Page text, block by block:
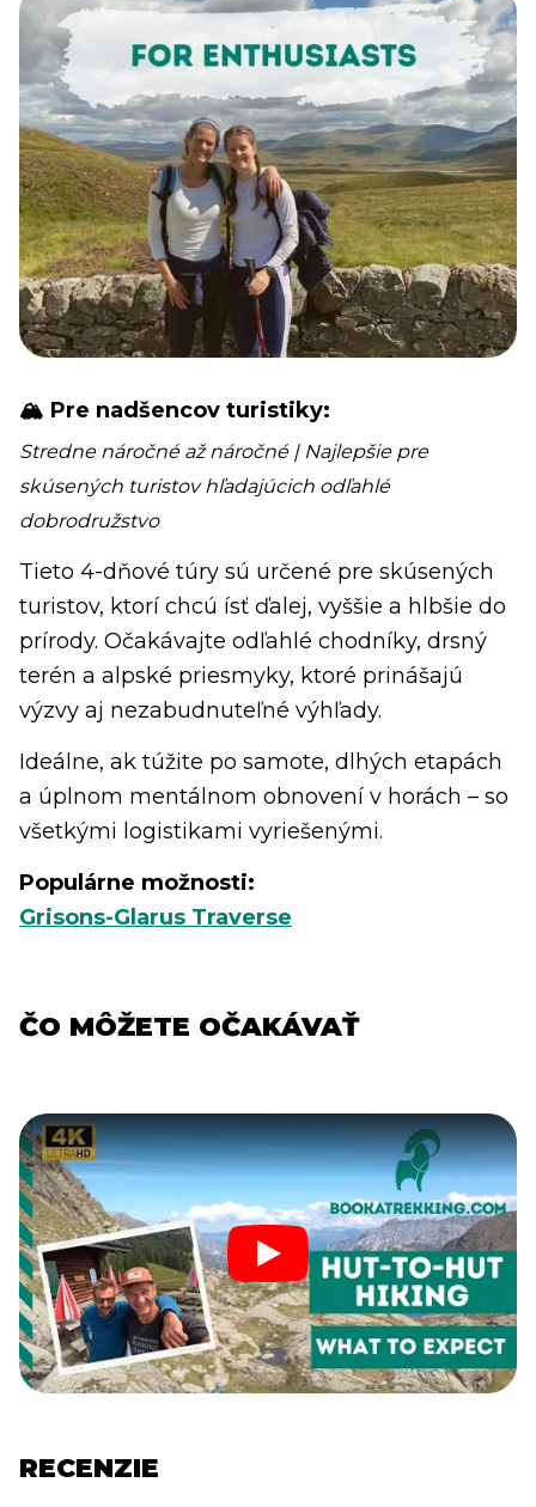
🏔️ Pre nadšencov turistiky:
Stredne náročné až náročné | Najlepšie pre
skúsených turistov hľadajúcich odľahlé
dobrodružstvo
Tieto 4-dňové túry sú určené pre skúsených
turistov, ktorí chcú ísť ďalej, vyššie a hlbšie do
prírody. Očakávajte odľahlé chodníky, drsný
terén a alpské priesmyky, ktoré prinášajú
výzvy aj nezabudnuteľné výhľady.
Ideálne, ak túžite po samote, dlhých etapách
a úplnom mentálnom obnovení v horách – so
všetkými logistikami vyriešenými.
Populárne možnosti:
Grisons-Glarus Traverse
ČO MÔŽETE OČAKÁVAŤ
RECENZIE